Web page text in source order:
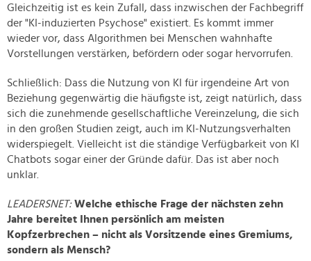
Gleichzeitig ist es kein Zufall, dass inzwischen der Fachbegriff
der "KI-induzierten Psychose" existiert. Es kommt immer
wieder vor, dass Algorithmen bei Menschen wahnhafte
Vorstellungen verstärken, befördern oder sogar hervorrufen.
Schließlich: Dass die Nutzung von KI für irgendeine Art von
Beziehung gegenwärtig die häufigste ist, zeigt natürlich, dass
sich die zunehmende gesellschaftliche Vereinzelung, die sich
in den großen Studien zeigt, auch im KI-Nutzungsverhalten
widerspiegelt. Vielleicht ist die ständige Verfügbarkeit von KI
Chatbots sogar einer der Gründe dafür. Das ist aber noch
unklar.
LEADERSNET: Welche ethische Frage der nächsten zehn
Jahre bereitet Ihnen persönlich am meisten
Kopfzerbrechen – nicht als Vorsitzende eines Gremiums,
sondern als Mensch?